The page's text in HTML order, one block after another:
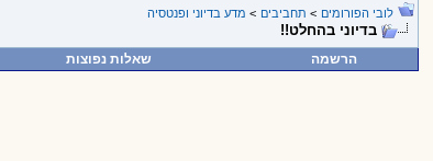
לובי הפורומים > תחביבים > מדע בדיוני ופנטסיה
בדיוני בהחלט!!
הרשמה שאלות נפוצות